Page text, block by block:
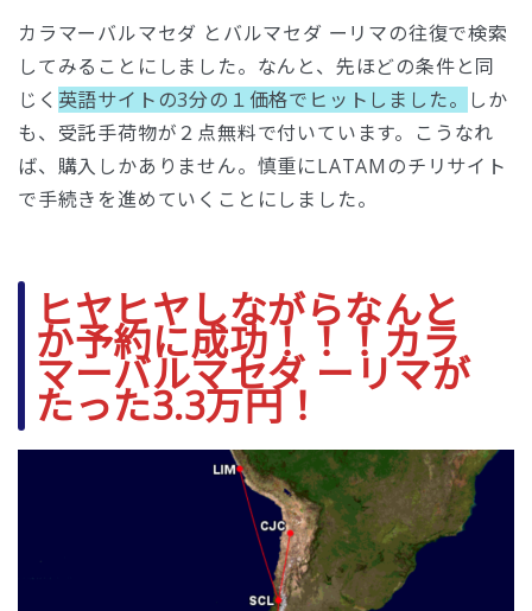
カラマーバルマセダ とバルマセダ ーリマの往復で検索
してみることにしました。なんと、先ほどの条件と同
じく 英語サイトの3分の１価格でヒットしました。
しか
も、受託手荷物が２点無料で付いています。こうなれ
ば、購入しかありません。慎重にLATAMのチリサイト
で手続きを進めていくことにしました。
ヒヤヒヤしながらなんと
か予約に成功！！！カラ
マーバルマセダ ーリマが
たった3.3万円！